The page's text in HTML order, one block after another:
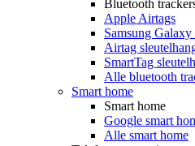
Bluetooth
Apple Airtags
Samsung Galaxy
Airtag
SmartTag
Alle bluetooth
Smart home
Smart home
Google smart
Alle smart home